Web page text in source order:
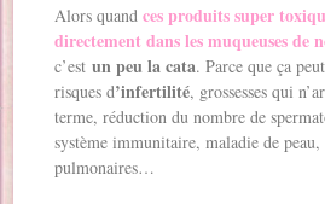
Alors quandces produits super
directement dans les muqueuses de
c’estun peu la cata. Parce que ça
risques d’infertilité, grossesses qui
terme, réduction du nombre de
système immunitaire, maladie de peau,
pulmonaires…